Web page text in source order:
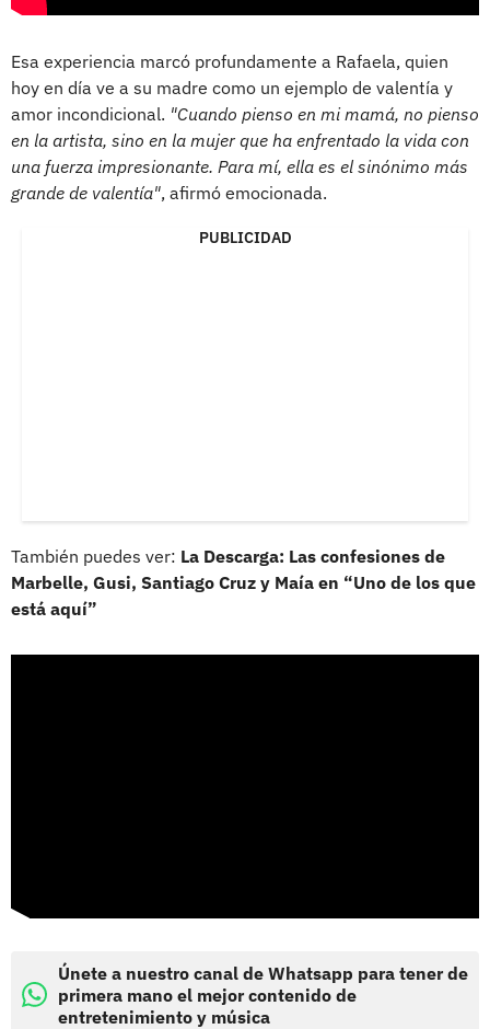
Esa experiencia marcó profundamente a Rafaela, quien
hoy en día ve a su madre como un ejemplo de valentía y
amor incondicional. "Cuando pienso en mi mamá, no pienso
en la artista, sino en la mujer que ha enfrentado la vida con
una fuerza impresionante. Para mí, ella es el sinónimo más
grande de valentía", afirmó emocionada.
PUBLICIDAD
También puedes ver: La Descarga: Las confesiones de
Marbelle, Gusi, Santiago Cruz y Maía en “Uno de los que
está aquí”
Únete a nuestro canal de Whatsapp para tener de
primera mano el mejor contenido de
entretenimiento y música